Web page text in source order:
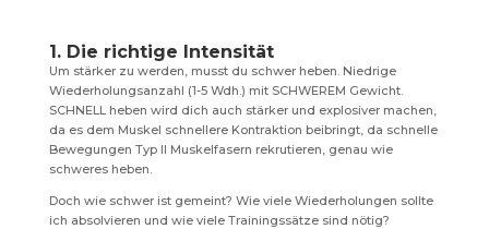
1. Die richtige Intensität
Um stärker zu werden, musst du schwer heben. Niedrige
Wiederholungsanzahl (1-5 Wdh.) mit SCHWEREM Gewicht.
SCHNELL heben wird dich auch stärker und explosiver machen,
da es dem Muskel schnellere Kontraktion beibringt, da schnelle
Bewegungen Typ II Muskelfasern rekrutieren, genau wie
schweres heben.
Doch wie schwer ist gemeint? Wie viele Wiederholungen sollte
ich absolvieren und wie viele Trainingssätze sind nötig?